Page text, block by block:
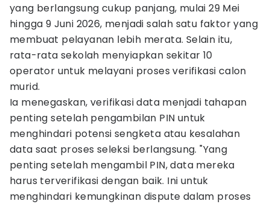
yang berlangsung cukup panjang, mulai 29 Mei
hingga 9 Juni 2026, menjadi salah satu faktor yang
membuat pelayanan lebih merata. Selain itu,
rata-rata sekolah menyiapkan sekitar 10
operator untuk melayani proses verifikasi calon
murid.
Ia menegaskan, verifikasi data menjadi tahapan
penting setelah pengambilan PIN untuk
menghindari potensi sengketa atau kesalahan
data saat proses seleksi berlangsung. "Yang
penting setelah mengambil PIN, data mereka
harus terverifikasi dengan baik. Ini untuk
menghindari kemungkinan dispute dalam proses